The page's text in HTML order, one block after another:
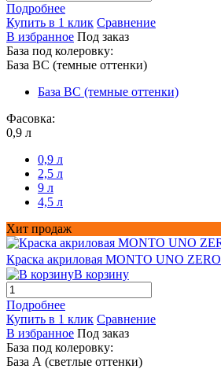
Подробнее
Купить в 1 клик Сравнение
В избранное Под заказ
База под колеровку:
База BС (темные оттенки)
База BС (темные оттенки)
Фасовка:
0,9 л
0,9 л
2,5 л
9 л
4,5 л
Хит продаж
Краска акриловая MONTO UNO ZERO
В корзину
Подробнее
Купить в 1 клик Сравнение
В избранное Под заказ
База под колеровку:
База А (светлые оттенки)